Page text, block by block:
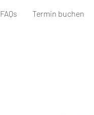
FAQs Termin buchen